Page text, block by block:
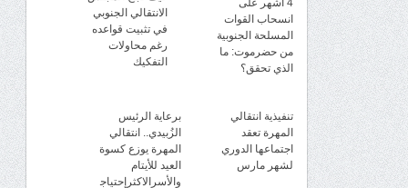
4 أشهر على
انسحاب القوات
المسلحة الجنوبية
من حضرموت: ما
الذي تحقق؟
الانتقالي الجنوبي
في تثبيت قواعده
رغم محاولات
التفكيك
تنفيذية انتقالي
المهرة تعقد
اجتماعها الدوري
لشهر مارس
برعاية الرئيس
الزُبيدي.. انتقالي
المهرة يوزع كسوة
العيد للأيتام
والأسرالاكثرإحتياج